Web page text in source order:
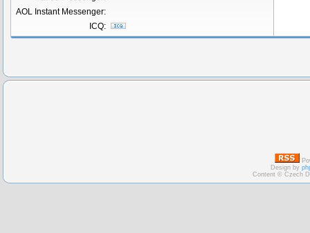
AOL Instant Messenger:
ICQ:
Design by
Content © Czech